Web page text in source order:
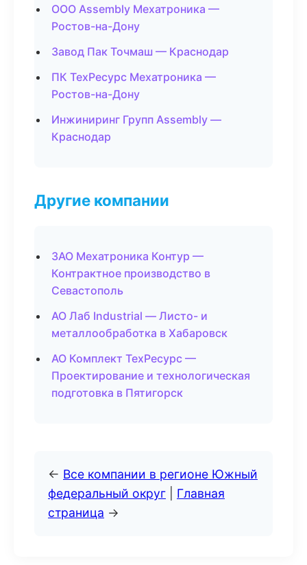
ООО Assembly Мехатроника —
Ростов-на-Дону
Завод Пак Точмаш — Краснодар
ПК ТехРесурс Мехатроника —
Ростов-на-Дону
Инжиниринг Групп Assembly —
Краснодар
Другие компании
ЗАО Мехатроника Контур —
Контрактное производство в
Севастополь
АО Лаб Industrial — Листо- и
металлообработка в Хабаровск
АО Комплект ТехРесурс —
Проектирование и технологическая
подготовка в Пятигорск
← Все компании в регионе Южный
федеральный округ
Главная
страница →